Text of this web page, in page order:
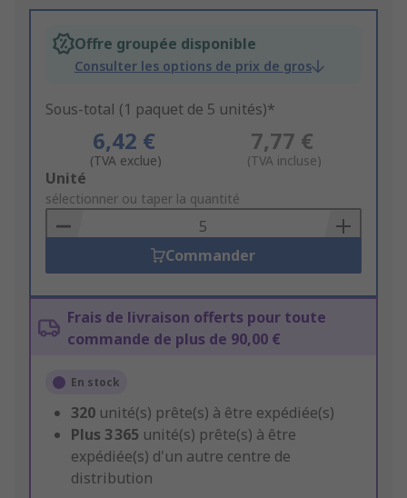
Offre groupée disponible
Consulter les options de prix de gros
Sous-total (1 paquet de 5 unités)*
6,42 €
(TVA exclue)
7,77 €
(TVA incluse)
Add
to
Basket
Unité
sélectionner ou taper la quantité
Commander
Frais de livraison offerts pour toute
commande de plus de 90,00 €
En stock
320 unité(s) prête(s) à être expédiée(s)
Plus 3 365 unité(s) prête(s) à être
expédiée(s) d'un autre centre de
distribution